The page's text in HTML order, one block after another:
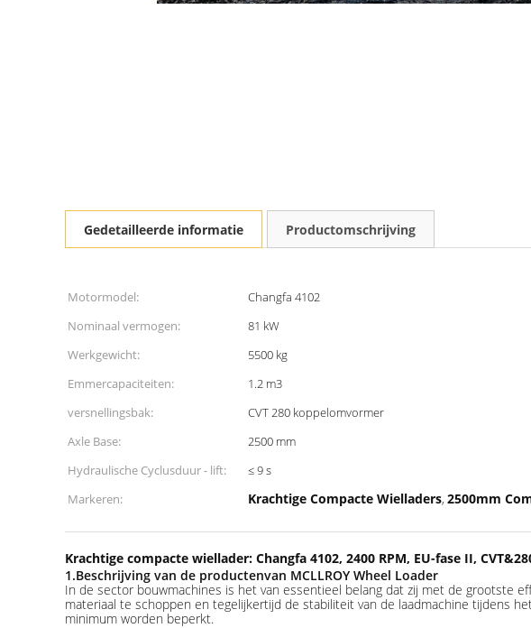
Gedetailleerde informatie Productomschrijving
Motormodel: Changfa 4102
Nominaal vermogen:
81 kW
Werkgewicht:
5500 kg
Emmercapaciteiten:
1.2 m3
versnellingsbak:
CVT 280 koppelomvormer
Axle Base:
2500 mm
Hydraulische Cyclusduur - lift:
≤ 9 s
Markeren:
Krachtige Compacte Wielladers, 2500mm
Krachtige compacte wiellader: Changfa 4102, 2400 RPM, EU-fase II,
1.Beschrijving van de productenvan MCLLROY Wheel Loader
In de sector bouwmachines is het van essentieel belang dat zij met de grootste
materiaal te schoppen en tegelijkertijd de stabiliteit van de laadmachine tijdens
minimum worden beperkt.